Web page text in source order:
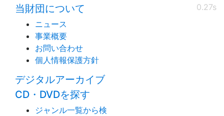
0.27s
当財団について
ニュース
事業概要
お問い合わせ
個人情報保護方針
デジタルアーカイブ
CD・DVDを探す
ジャンル一覧から検